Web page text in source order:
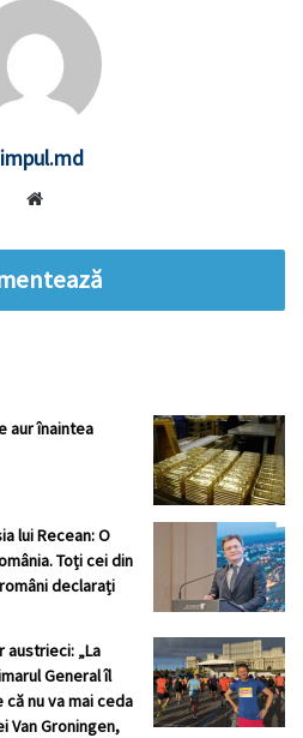
aur înaintea
lui Recean: O
Toți cei din
declarați
austrieci: „La
General îl
nu va mai ceda
Van Groningen,